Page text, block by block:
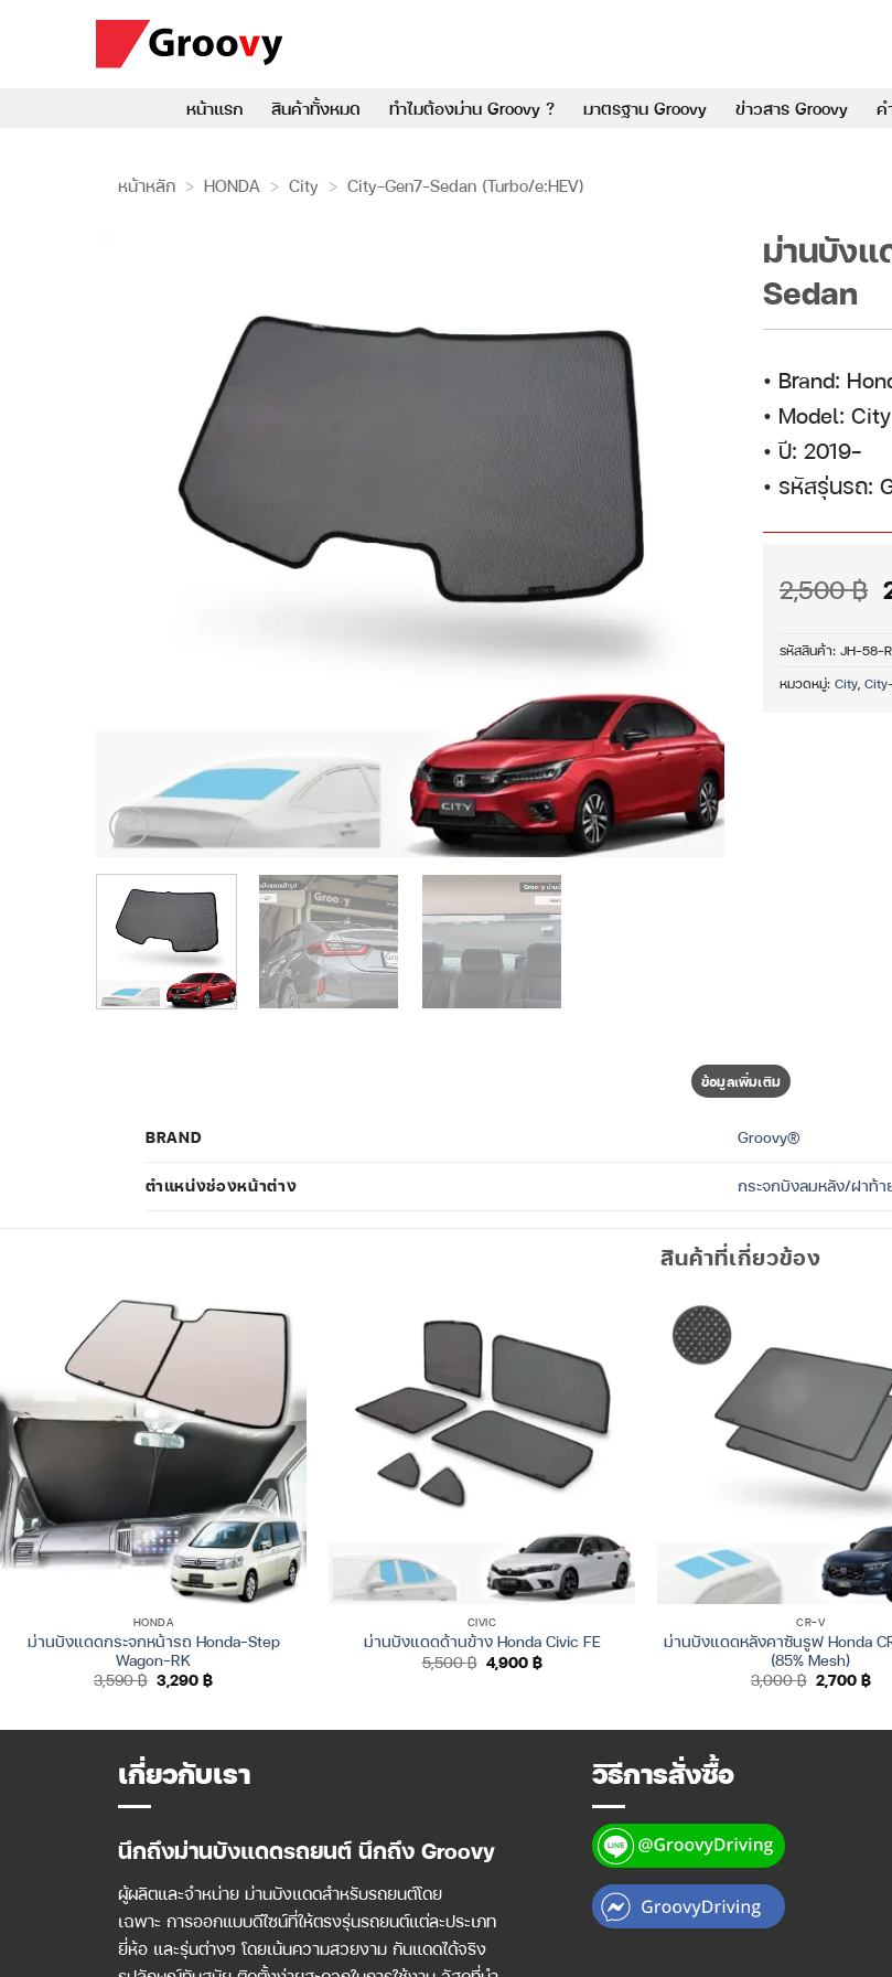
หน้าแรก สินค้าทั้งหมด ทำไมต้องม่าน Groovy ? มาตรฐาน Groovy ข่าวสาร Groovy ค
หน้าหลัก > HONDA > City > City-Gen7-Sedan (Turbo/e:HEV)
ม่านบังแ
Sedan
• Brand:
• Model: City
• ปี: 2019–
• รหัสรุ่นรถ:
2,500฿
รหัสสินค้า: JH-58-R
หมวดหมู่: City,
ข้อมูลเพิ่มเติม
BRAND Groovy®
ตำแหน่งช่องหน้าต่าง กระจกบังลมหลัง/ฝาท้า
สินค้าที่เกี่ยวข้อง
HONDA
ม่านบังแดดกระจกหน้ารถ Honda-Step
Wagon-RK
3,590฿ Original
price
3,290฿Current
CIVIC
ม่านบังแดดด้านข้าง Honda Civic FE
5,500฿ Original
price
4,900 ฿Current
price
CR-V
ม่านบังแดดหลังคาซันรูฟ Honda
(85% Mesh)
3,000฿ Original
price
2,700 ฿
เกี่ยวกับเรา
นึกถึงม่านบังแดดรถยนต์ นึกถึง Groovy
ผู้ผลิตและจำหน่าย ม่านบังแดดสำหรับรถยนต์โดย
เฉพาะ การออกแบบดีไซน์ที่ให้ตรงรุ่นรถยนต์แต่ละประเภท
ยี่ห้อ และรุ่นต่างๆ โดยเน้นความสวยงาม กันแดดได้จริง
วิธีการสั่งซื้อ